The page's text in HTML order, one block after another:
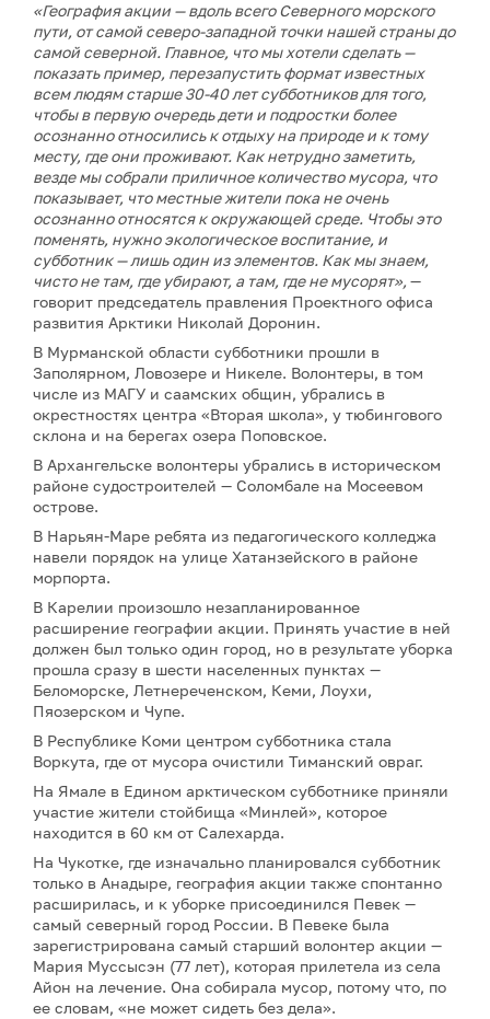
«География акции — вдоль всего Северного морского
пути, от самой северо-западной точки нашей страны до
самой северной. Главное, что мы хотели сделать —
показать пример, перезапустить формат известных
всем людям старше 30-40 лет субботников для того,
чтобы в первую очередь дети и подростки более
осознанно относились к отдыху на природе и к тому
месту, где они проживают. Как нетрудно заметить,
везде мы собрали приличное количество мусора, что
показывает, что местные жители пока не очень
осознанно относятся к окружающей среде. Чтобы это
поменять, нужно экологическое воспитание, и
субботник — лишь один из элементов. Как мы знаем,
чисто не там, где убирают, а там, где не мусорят», —
говорит председатель правления Проектного офиса
развития Арктики Николай Доронин.
В Мурманской области субботники прошли в
Заполярном, Ловозере и Никеле. Волонтеры, в том
числе из МАГУ и саамских общин, убрались в
окрестностях центра «Вторая школа», у тюбингового
склона и на берегах озера Поповское.
В Архангельске волонтеры убрались в историческом
районе судостроителей — Соломбале на Мосеевом
острове.
В Нарьян-Маре ребята из педагогического колледжа
навели порядок на улице Хатанзейского в районе
морпорта.
В Карелии произошло незапланированное
расширение географии акции. Принять участие в ней
должен был только один город, но в результате уборка
прошла сразу в шести населенных пунктах —
Беломорске, Летнереченском, Кеми, Лоухи,
Пяозерском и Чупе.
В Республике Коми центром субботника стала
Воркута, где от мусора очистили Тиманский овраг.
На Ямале в Едином арктическом субботнике приняли
участие жители стойбища «Минлей», которое
находится в 60 км от Салехарда.
На Чукотке, где изначально планировался субботник
только в Анадыре, география акции также спонтанно
расширилась, и к уборке присоединился Певек —
самый северный город России. В Певеке была
зарегистрирована самый старший волонтер акции —
Мария Муссысэн (77 лет), которая прилетела из села
Айон на лечение. Она собирала мусор, потому что, по
ее словам, «не может сидеть без дела».